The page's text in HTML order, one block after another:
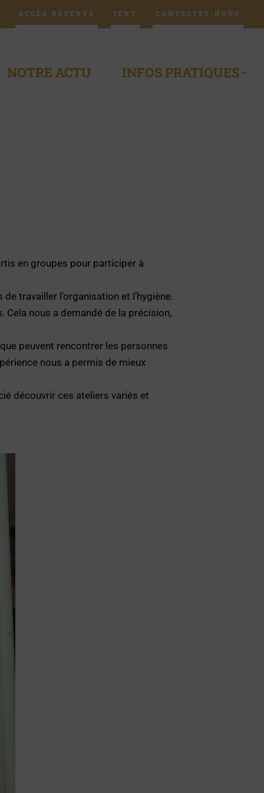
ACCÈS RÉSERVÉ IENT CONTACTEZ-NOUS
NOTRE ACTU INFOS PRATIQUES
en groupes pour participer à
travailler l’organisation et l’hygiène.
nous a demandé de la précision,
peuvent rencontrer les personnes
nous a permis de mieux
découvrir ces ateliers variés et